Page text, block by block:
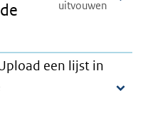
een lijst in